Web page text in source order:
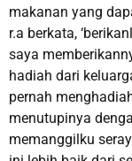
makanan yang
r.a berkata,
saya
hadiah dari
pernah
menutupinya
memanggilku